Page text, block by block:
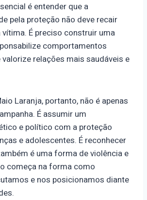
é entender que a
pela proteção não deve recair
vítima. É preciso construir uma
comportamentos
relações mais saudáveis e
Laranja, portanto, não é apenas
É assumir um
e político com a proteção
e adolescentes. É reconhecer
é uma forma de violência e
começa na forma como
e nos posicionamos diante